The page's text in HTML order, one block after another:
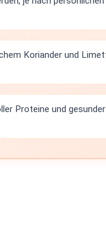
Koriander und
Proteine und